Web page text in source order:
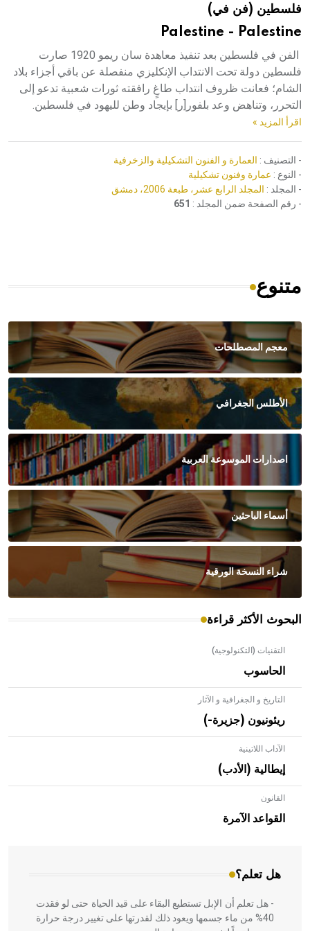
هيئة الموسوعة العربية تطلق موسوعات جديدة في عام 2026فلسطين (فن في)
Palestine - Palestine
الفن في فلسطين بعد تنفيذ معاهدة سان ريمو 1920 صارت
فلسطين دولة تحت الانتداب الإنكليزي منفصلة عن باقي أجزاء بلاد
الشام؛ فعانت ظروف انتداب طاغٍ رافقته ثورات شعبية تدعو إلى
التحرر، وتناهض وعد بلفور[ر] بإيجاد وطن لليهود في فلسطين.
اقرأ المزيد »
- التصنيف : العمارة و الفنون التشكيلية والزخرفية
- النوع : عمارة وفنون تشكيلية
- المجلد : المجلد الرابع عشر، طبعة 2006، دمشق
- رقم الصفحة ضمن المجلد : 651
متنوع
معجم المصطلحات
الأطلس الجغرافي
اصدارات الموسوعة العربية
أسماء الباحثين
شراء النسخة الورقية
البحوث الأكثر قراءة
التقنيات (التكنولوجية)
الحاسوب
التاريخ و الجغرافية و الآثار
ريئونيون (جزيرة-)
الآداب اللاتينية
إيطالية (الأدب)
القانون
القواعد الآمرة
هل تعلم؟
- هل تعلم أن الأبلق نوع من الفنون الهندسية التي ارتبطت
بالعمارة الإسلامية في بلاد الشام ومصر خاصة، حيث يحرص
المعمار على بناء مداميكه وخاصة في الواجهات
- هل تعلم أن الإبل تستطيع البقاء على قيد الحياة حتى لو فقدت
40% من ماء جسمها ويعود ذلك لقدرتها على تغيير درجة حرارة